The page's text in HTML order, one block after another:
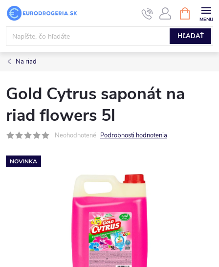
Prejsť
obsah
HĽADAŤ
KOŠÍK
Na riad
Gold Cytrus saponát na
riad flowers 5l
Neohodnotené Podrobnosti hodnotenia
NOVINKA